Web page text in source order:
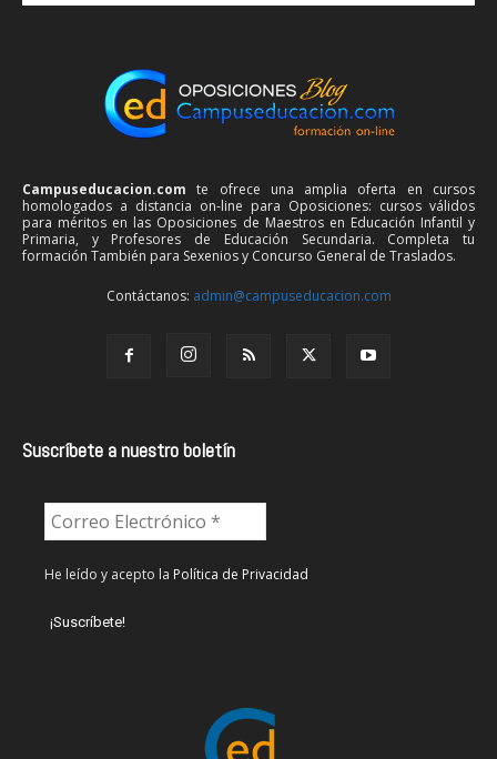
Campuseducacion.com te ofrece una amplia oferta en cursos
homologados a distancia on-line para Oposiciones: cursos válidos
para méritos en las Oposiciones de Maestros en Educación Infantil y
Primaria, y Profesores de Educación Secundaria. Completa tu
formación También para Sexenios y Concurso General de Traslados.
Contáctanos: admin@campuseducacion.com
Suscríbete a nuestro boletín
He leído y acepto la Política de Privacidad